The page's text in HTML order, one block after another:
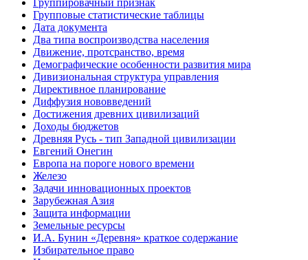
Группировачный признак
Групповые статистические таблицы
Дата документа
Два типа воспроизводства населения
Движение, протсранство, время
Демографические особенности развития мира
Дивизиональная структура управления
Директивное планирование
Диффузия нововведений
Достижения древних цивилизаций
Доходы бюджетов
Древняя Русь - тип Западной цивилизации
Евгений Онегин
Европа на пороге нового времени
Железо
Задачи инновационных проектов
Зарубежная Азия
Защита информации
Земельные ресурсы
И.А. Бунин «Деревня» краткое содержание
Избирательное право